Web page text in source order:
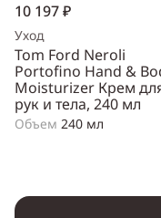
10 197 ₽
Уход
Tom Ford Neroli
Portofino Hand &
Moisturizer Крем
рук и тела, 240 мл
Объем 240 мл